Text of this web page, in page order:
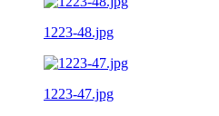
1223-48.jpg
1223-47.jpg